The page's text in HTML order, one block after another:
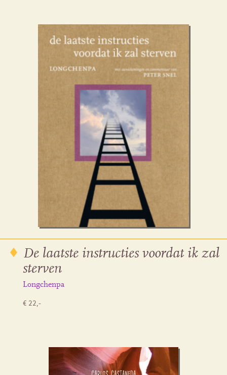
De laatste instructies voordat ik zal
sterven
Longchenpa
€ 22,-